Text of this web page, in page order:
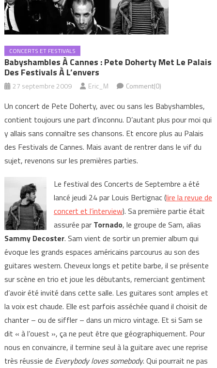
CONCERTS ET FESTIVALS
Babyshambles À Cannes : Pete Doherty Met Le Palais
Des Festivals À L’envers
27 septembre 2009 Eric_M Comment(0)
Un concert de Pete Doherty, avec ou sans les Babyshambles,
contient toujours une part d’inconnu. D’autant plus pour moi qui
y allais sans connaître ses chansons. Et encore plus au Palais
des Festivals de Cannes. Mais avant de rentrer dans le vif du
sujet, revenons sur les premières parties.
Le festival des Concerts de Septembre a été
lancé jeudi 24 par Louis Bertignac (lire la revue de
concert et l’interview). Sa première partie était
assurée par Tornado, le groupe de Sam, alias
Sammy Decoster. Sam vient de sortir un premier album qui
évoque les grands espaces américains parcourus au son des
guitares western. Cheveux longs et petite barbe, il se présente
sur scène en trio et joue les débutants, remerciant gentiment
d’avoir été invité dans cette salle. Les guitares sont amples et
la voix est chaude. Elle est parfois asséchée quand il choisit de
chanter – ou de siffler – dans un micro vintage. Et si Sam se
dit « à l’ouest », ça ne peut être que géographiquement. Pour
nous en convaincre, il termine seul à la guitare avec une reprise
très réussie de Everybody loves somebody. Qui pourrait ne pas